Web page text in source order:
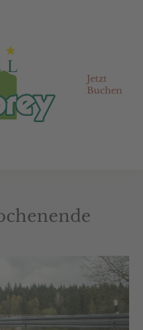
Jetzt
Buchen